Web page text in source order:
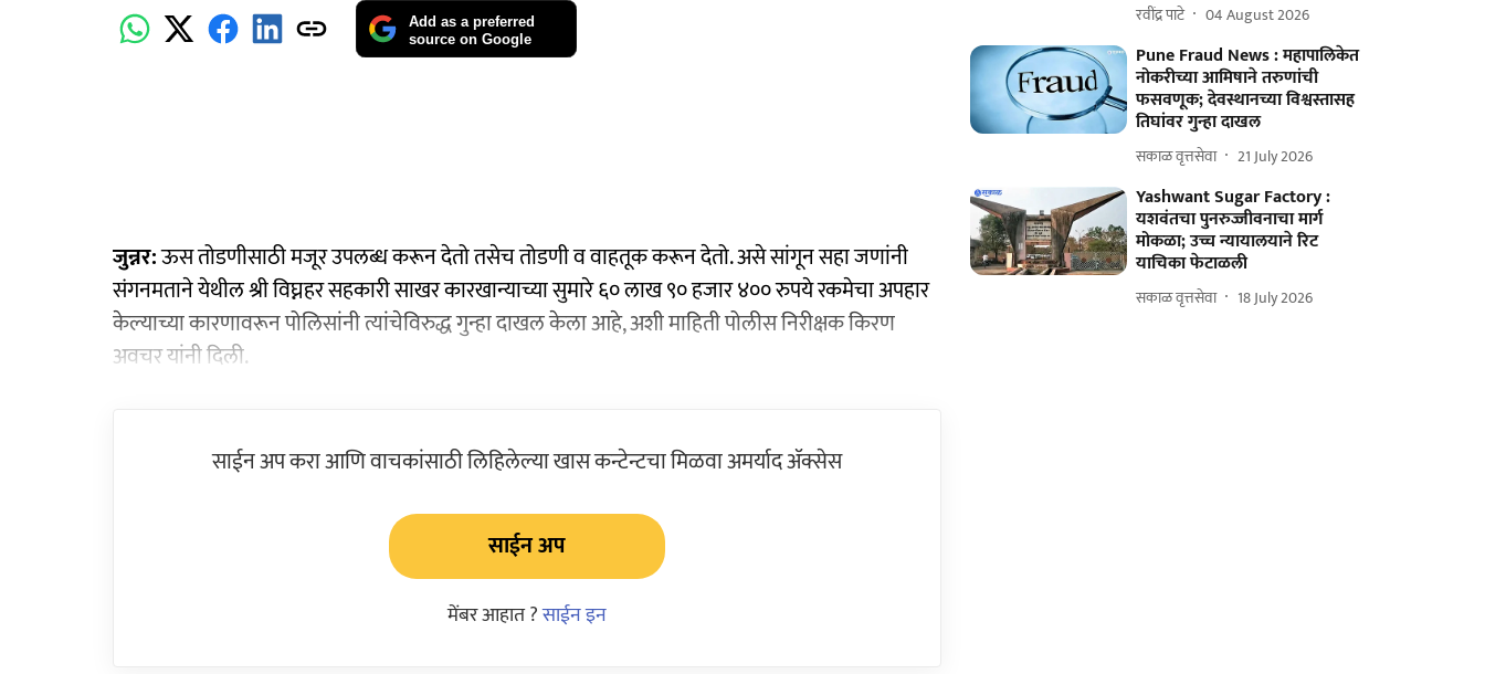
Add as a preferred
source on Google
जुन्नर:ऊस तोडणीसाठी मजूर उपलब्ध करून देतो तसेच तोडणी व वाहतूक करून देतो. असे सांगून सहा जणांनी
संगनमताने येथील श्री विघ्नहर सहकारी साखर कारखान्याच्या सुमारे ६० लाख ९० हजार ४०० रुपये रकमेचा अपहार
केल्याच्या कारणावरून पोलिसांनी त्यांचेविरुद्ध गुन्हा दाखल केला आहे, अशी माहिती पोलीस निरीक्षक किरण
अवचर यांनी दिली.
साईन अप करा आणि वाचकांसाठी लिहिलेल्या खास कन्टेन्टचा मिळवा अमर्याद ॲक्सेस
साईन अप
मेंबर आहात ?साईन इन
रवींद्र पाटे 04 August 2026
Pune Fraud News : महापालिकेत
नोकरीच्या आमिषाने तरुणांची
फसवणूक; देवस्थानच्या विश्वस्तासह
तिघांवर गुन्हा दाखल
सकाळ वृत्तसेवा 21 July 2026
Yashwant Sugar Factory :
यशवंतचा पुनरुज्जीवनाचा मार्ग
मोकळा; उच्च न्यायालयाने रिट
याचिका फेटाळली
सकाळ वृत्तसेवा 18 July 2026